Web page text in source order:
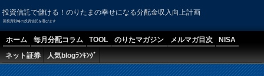
投資信託で儲ける！のりたまの幸せになる分配金収入向上計画
新投資戦略の投資信託を選びます
ホーム 毎月分配コラム TOOL のりたマガジン メルマガ目次
NISA
ネット証券
人気blogﾗﾝｷﾝｸﾞ